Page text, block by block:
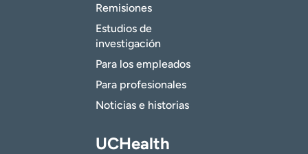
Remisiones
Estudios de
investigación
Para los empleados
Para profesionales
Noticias e historias
UCHealth